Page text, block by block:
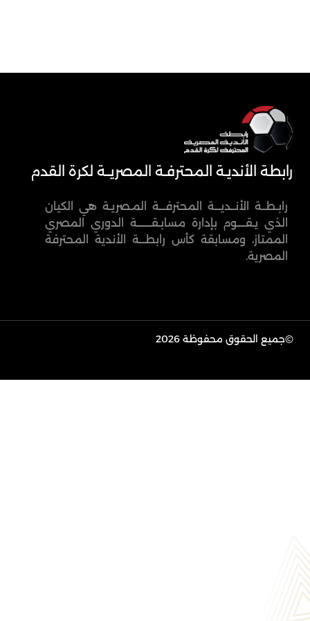
رابطة الأنديـة المحترفـة المصريــة لكرة القدم
رابـطــة الأنــديـــة المحترفـــة المـصريـة هي الكيان
الذي يـقــــوم بإدارة مسابـقـــــــة الدوري المصري
الممتاز، ومسابقة كأس رابطـــة الأندية المحترفة
المصرية.
©جميع الحقوق محفوظة 2026